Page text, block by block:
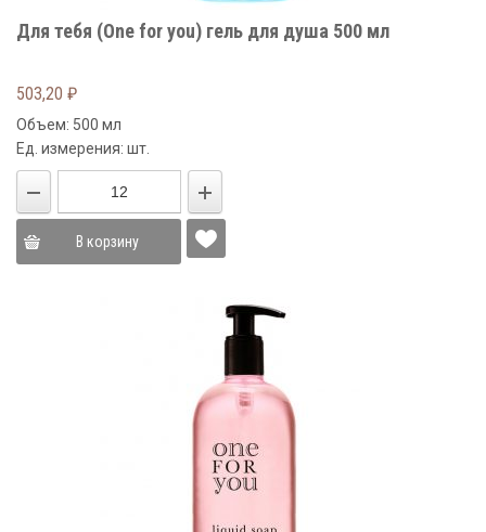
Для тебя (One for you) гель для душа 500 мл
503,20 ₽
Объем: 500 мл
Ед. измерения: шт.
В корзину